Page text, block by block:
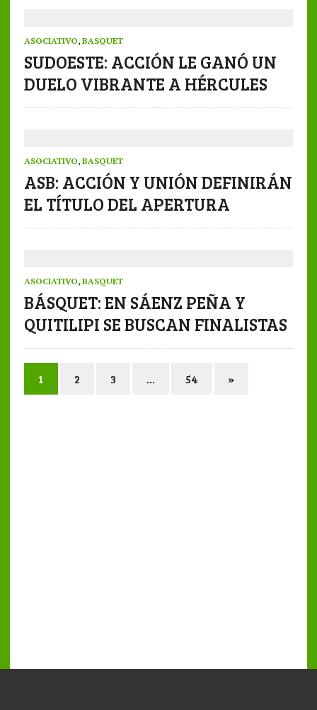
ASOCIATIVO, BASQUET
SUDOESTE: ACCIÓN LE GANÓ UN
DUELO VIBRANTE A HÉRCULES
ASOCIATIVO, BASQUET
ASB: ACCIÓN Y UNIÓN DEFINIRÁN
EL TÍTULO DEL APERTURA
ASOCIATIVO, BASQUET
BÁSQUET: EN SÁENZ PEÑA Y
QUITILIPI SE BUSCAN FINALISTAS
1 2 3 … 54 »